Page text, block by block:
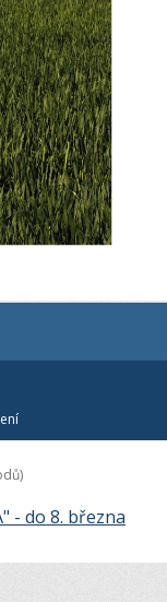
- do 8. března